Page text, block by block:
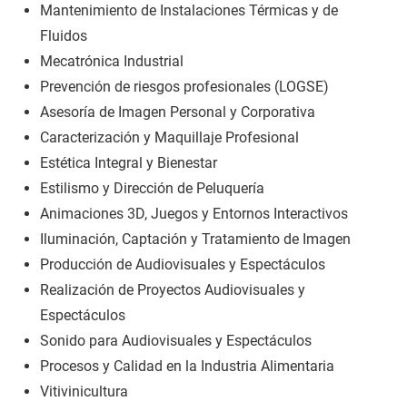
Mantenimiento de Instalaciones Térmicas y de
Fluidos
Mecatrónica Industrial
Prevención de riesgos profesionales (LOGSE)
Asesoría de Imagen Personal y Corporativa
Caracterización y Maquillaje Profesional
Estética Integral y Bienestar
Estilismo y Dirección de Peluquería
Animaciones 3D, Juegos y Entornos Interactivos
Iluminación, Captación y Tratamiento de Imagen
Producción de Audiovisuales y Espectáculos
Realización de Proyectos Audiovisuales y
Espectáculos
Sonido para Audiovisuales y Espectáculos
Procesos y Calidad en la Industria Alimentaria
Vitivinicultura